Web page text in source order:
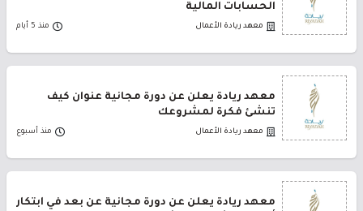
الحسابات المالية
معهد ريادة الأعمال منذ 5 أيام
معهد ريادة يعلن عن دورة مجانية عنوان كيف
تنشئ فكرة لمشروعك
معهد ريادة الأعمال منذ أسبوع
معهد ريادة يعلن عن دورة مجانية عن بعد في ابتكار